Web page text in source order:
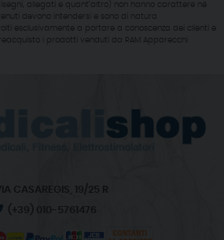
allegati e quant’altro) non hanno carattere né
devono intendersi e sono di natura
esclusivamente a portare a conoscenza dei clienti e
i prodotti venduti da RAM Apparecchi
CASAREGIS, 19/25 R
(+39) 010-5761476